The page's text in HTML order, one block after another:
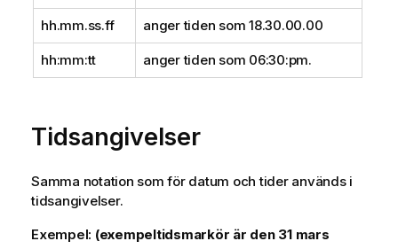
hh.mm.ss.ff anger tiden som 18.30.00.00
hh:mm:tt anger tiden som 06:30:pm.
Tidsangivelser
Samma notation som för datum och tider används i
tidsangivelser.
Exempel: (exempeltidsmarkör är den 31 mars